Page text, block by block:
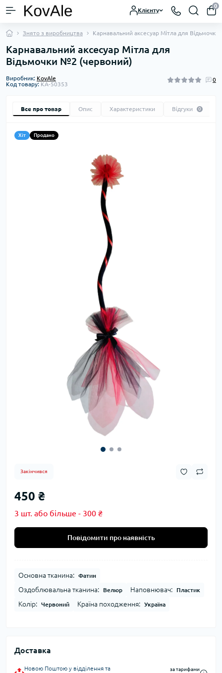
Клієнту
0
Знято з виробництва Карнавальний аксесуар Мітла для
Карнавальний аксесуар Мітла для
Відьмочки №2 (червоний)
Виробник: KovAle
Код товару: KA-50353
0
Все про товар Опис Характеристики Відгуки 0
Хіт Продано
Закінчився
450 ₴
3 шт. або більше - 300 ₴
Повідомити про наявність
Основна тканина: Фатин
Оздоблювальна тканина: Велюр Наповнювач: Пластик
Колір: Червоний Країна походження: Україна
Доставка
Новою Поштою у відділення та
за тарифами